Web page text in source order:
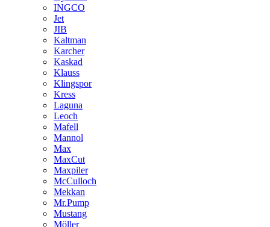
INGCO
Jet
JIB
Kaltman
Karcher
Kaskad
Klauss
Klingspor
Kress
Laguna
Leoch
Mafell
Mannol
Max
MaxCut
Maxpiler
McCulloch
Mekkan
Mr.Pump
Mustang
Möller